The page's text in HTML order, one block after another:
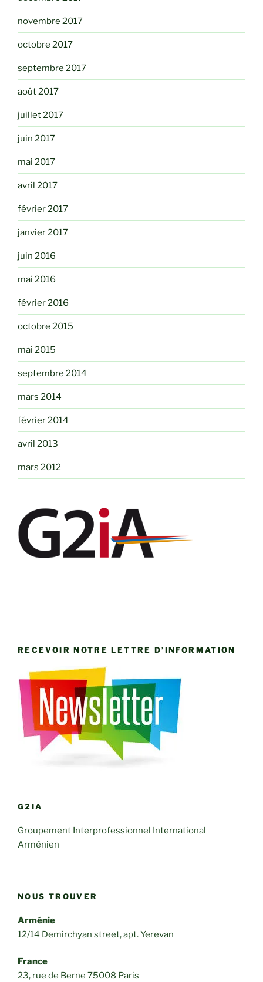
novembre 2017
octobre 2017
septembre 2017
août 2017
juillet 2017
juin 2017
mai 2017
avril 2017
février 2017
janvier 2017
juin 2016
mai 2016
février 2016
octobre 2015
mai 2015
septembre 2014
mars 2014
février 2014
avril 2013
mars 2012
RECEVOIR NOTRE LETTRE D’INFORMATION
G2IA
Groupement Interprofessionnel International
Arménien
NOUS TROUVER
Arménie
12/14 Demirchyan street, apt. Yerevan
France
23, rue de Berne 75008 Paris